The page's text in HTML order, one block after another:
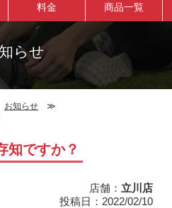
料金 商品一覧
らせ
お知らせ
知ですか？
店舗： 立川店
投稿日：2022/02/10